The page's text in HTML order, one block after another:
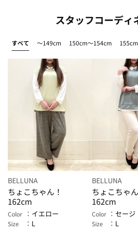
スタッフコーディ
すべて ～149cm 150cm～154cm
BELLUNA
ちょこちゃん！
162cm
Color イエロー
Size L
BELLUNA
ちょこちゃん
162cm
Color セージ
Size L